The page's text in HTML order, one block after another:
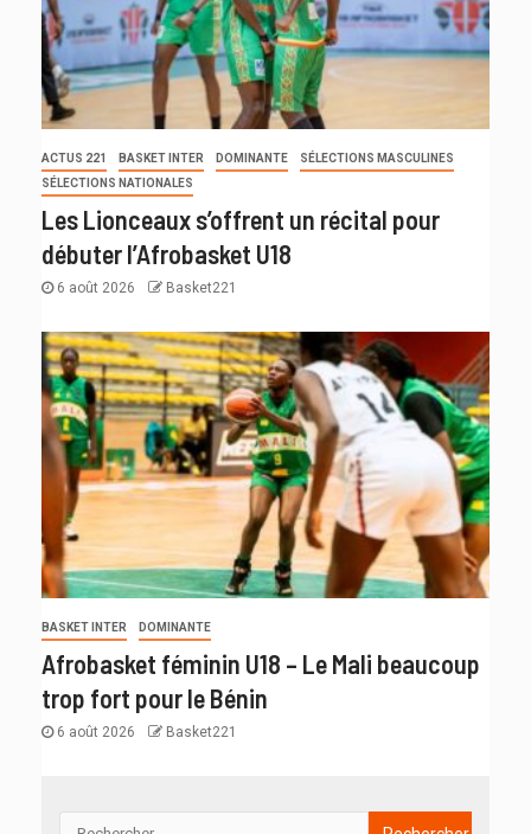
ACTUS 221 BASKET INTER DOMINANTE
SÉLECTIONS MASCULINES
SÉLECTIONS NATIONALES
Les Lionceaux s’offrent un récital pour
débuter l’Afrobasket U18
6 août 2026 Basket221
BASKET INTER DOMINANTE
Afrobasket féminin U18 – Le Mali beaucoup
trop fort pour le Bénin
6 août 2026 Basket221